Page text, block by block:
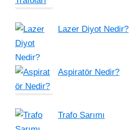
Lazer Diyot Nedir?
Aspiratör Nedir?
Trafo Sarımı